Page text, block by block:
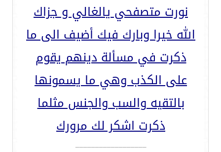
نورت متصفحي يالغالي و جزاك
الله خيرا وبارك فيك أضيف الى ما
ذكرت في مسألة دينهم يقوم
على الكذب وهي ما يسمونها
بالتقيه والسب والجنس مثلما
ذكرت اشكر لك مرورك
__________________